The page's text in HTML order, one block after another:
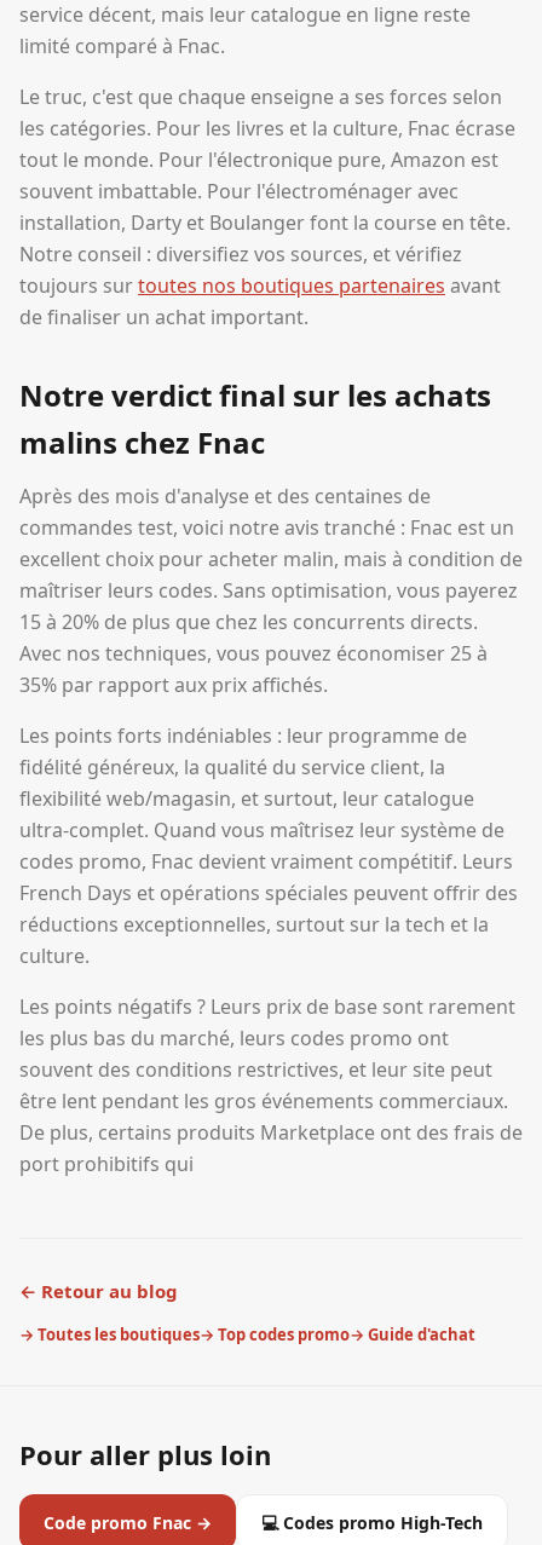
service décent, mais leur catalogue en ligne reste
limité comparé à Fnac.
Le truc, c'est que chaque enseigne a ses forces selon
les catégories. Pour les livres et la culture, Fnac écrase
tout le monde. Pour l'électronique pure, Amazon est
souvent imbattable. Pour l'électroménager avec
installation, Darty et Boulanger font la course en tête.
Notre conseil : diversifiez vos sources, et vérifiez
toujours surtoutes nos boutiques partenaires avant
de finaliser un achat important.
Notre verdict final sur les achats
malins chez Fnac
Après des mois d'analyse et des centaines de
commandes test, voici notre avis tranché : Fnac est un
excellent choix pour acheter malin, mais à condition de
maîtriser leurs codes. Sans optimisation, vous payerez
15 à 20% de plus que chez les concurrents directs.
Avec nos techniques, vous pouvez économiser 25 à
35% par rapport aux prix affichés.
Les points forts indéniables : leur programme de
fidélité généreux, la qualité du service client, la
flexibilité web/magasin, et surtout, leur catalogue
ultra-complet. Quand vous maîtrisez leur système de
codes promo, Fnac devient vraiment compétitif. Leurs
French Days et opérations spéciales peuvent offrir des
réductions exceptionnelles, surtout sur la tech et la
culture.
Les points négatifs ? Leurs prix de base sont rarement
les plus bas du marché, leurs codes promo ont
souvent des conditions restrictives, et leur site peut
être lent pendant les gros événements commerciaux.
De plus, certains produits Marketplace ont des frais de
port prohibitifs qui
← Retour au blog
→ Toutes les boutiques→ Top codes promo→ Guide d'achat
Pour aller plus loin
Code promo Fnac → 💻Codes promo High-Tech